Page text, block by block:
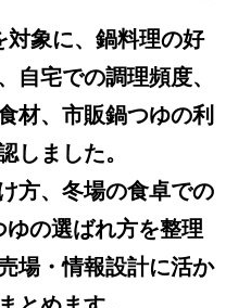
対象に、鍋料理の好
自宅での調理頻度、
材、市販鍋つゆの利
しました。
方、冬場の食卓での
の選ばれ方を整理
場・情報設計に活か